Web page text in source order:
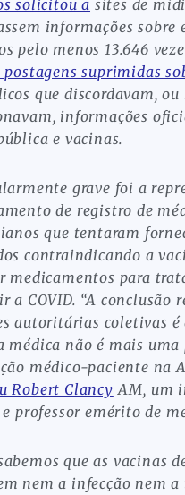
solicitou a sites de
informações sobre
pelo menos 13.646
suprimidas
que discordavam, ou
informações
e vacinas.
grave foi a
de registro de
que tentaram
contraindicando a
medicamentos para
a COVID. “A conclusão
autoritárias coletivas é
médica não é mais
médico-paciente na
Robert Clancy AM, um
professor emérito de
que as vacinas
nem a infecção nem a